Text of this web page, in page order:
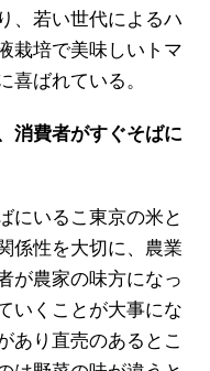
、若い世代によるハ
栽培で美味しいトマ
喜ばれている。
消費者がすぐそばに
にいるこ東京の米と
係性を大切に、農業
が農家の味方になっ
いくことが大事にな
あり直売のあるとこ